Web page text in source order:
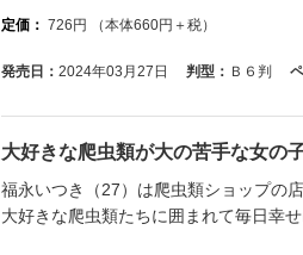
定価： 726 円 （本体660円＋税）
発売日： 2024年03月27日 判型： Ｂ６判
大好きな爬虫類が大の苦手な女の
福永いつき（27）は爬虫類ショップの店
大好きな爬虫類たちに囲まれて毎日幸せ